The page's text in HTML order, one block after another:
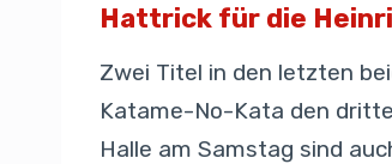
Hattrick für die
Zwei Titel in den letzten
Katame-No-Kata den
Halle am Samstag sind